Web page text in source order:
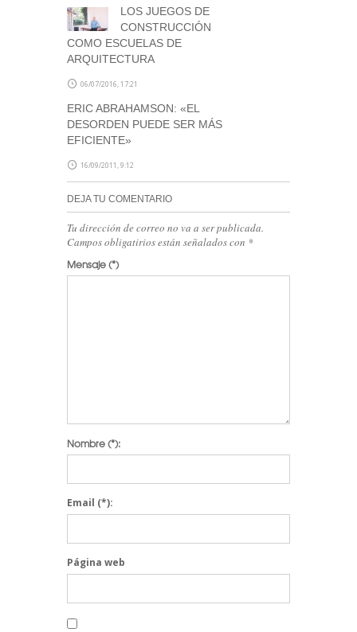
LOS JUEGOS DE
CONSTRUCCIÓN
COMO ESCUELAS DE
ARQUITECTURA
06/07/2016, 17:21
ERIC ABRAHAMSON: «EL
DESORDEN PUEDE SER MÁS
EFICIENTE»
16/09/2011, 9:12
DEJA TU COMENTARIO
Tu dirección de correo no va a ser publicada.
Campos obligatirios están señalados con *
Mensaje(*)
Nombre(*):
Email (*):
Página web